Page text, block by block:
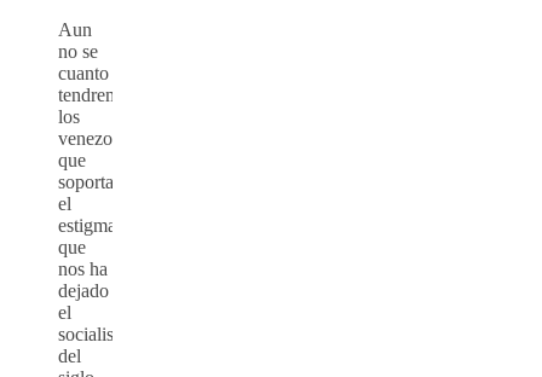
Aun
no se
cuanto
tendremos
los
venezolanos
que
soportar
el
estigma
que
nos ha
dejado
el
socialismo
del